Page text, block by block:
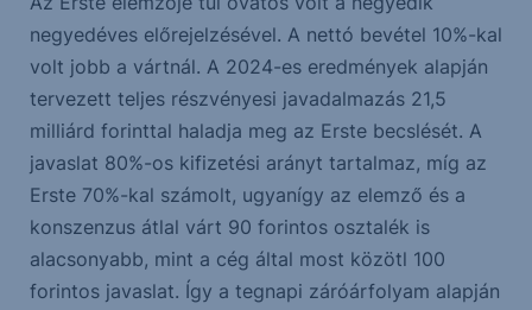
negyedéves előrejelzésével. A nettó bevétel 10%-kal
volt jobb a vártnál. A 2024-es eredmények alapján
tervezett teljes részvényesi javadalmazás 21,5
milliárd forinttal haladja meg az Erste becslését. A
javaslat 80%-os kifizetési arányt tartalmaz, míg az
Erste 70%-kal számolt, ugyanígy az elemző és a
konszenzus átlal várt 90 forintos osztalék is
alacsonyabb, mint a cég által most közötl 100
forintos javaslat. Így a tegnapi záróárfolyam alapján